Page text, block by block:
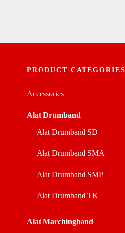
PRODUCT CATEGORIES
Accessories
Alat Drumband
Alat Drumband SD
Alat Drumband SMA
Alat Drumband SMP
Alat Drumband TK
Alat Marchingband